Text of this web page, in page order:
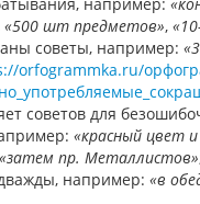
«500 шт предметов»,
советы, например:
orfogrammka.ru/
советов для
«красный цвет
«затем пр. Металлистов»
например: «в